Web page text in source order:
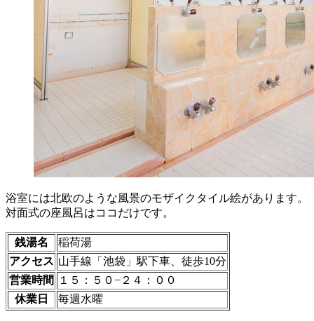
浴室には北欧のような風景のモザイクタイル絵があります。
対面式の座風呂はココだけです。
銭湯名
稲荷湯
アクセス 山手線「池袋」駅下車、徒歩10分
営業時間
１５：５０−２４：００
休業日
毎週水曜